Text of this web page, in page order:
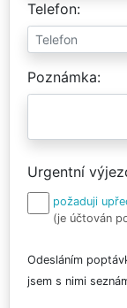
Telefon
Poznámka
Urgentní
požaduji
(je účtován
Odesláním
jsem s nimi